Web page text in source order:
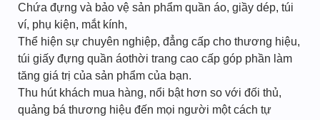
Chứa đựng và bảo vệ sản phẩm quần áo, giầy dép, túi
ví, phụ kiện, mắt kính,
Thể hiện sự chuyên nghiệp, đẳng cấp cho thương hiệu,
túi giấy đựng quần áothời trang cao cấp góp phần làm
tăng giá trị của sản phẩm của bạn.
Thu hút khách mua hàng, nổi bật hơn so với đối thủ,
quảng bá thương hiệu đến mọi người một cách tự